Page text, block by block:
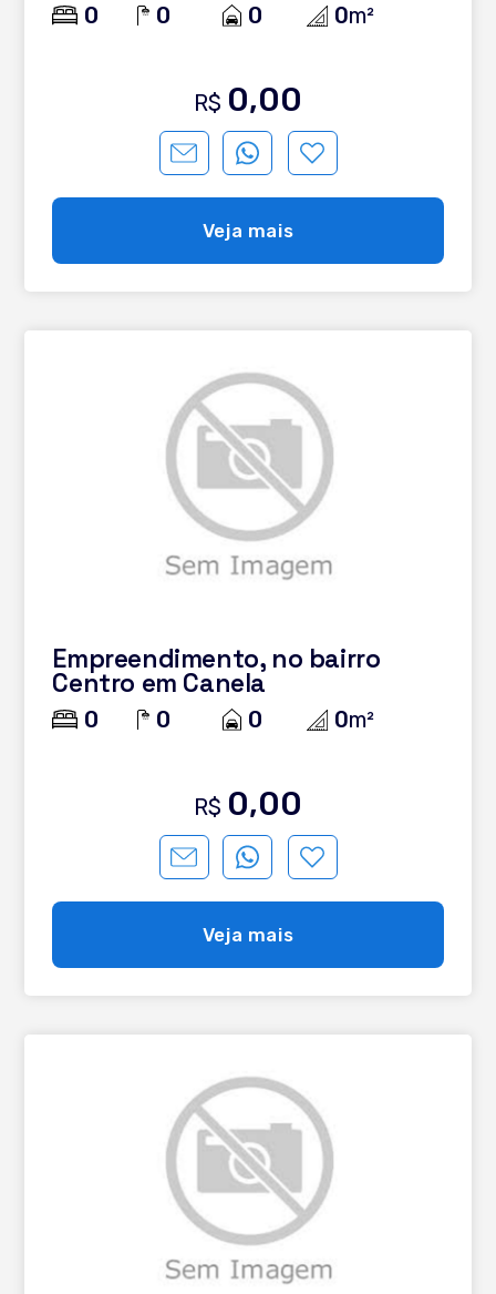
0 0 0 0m²
R$ 0,00
Veja mais
Empreendimento, no bairro
Centro em Canela
0 0 0 0m²
R$ 0,00
Veja mais